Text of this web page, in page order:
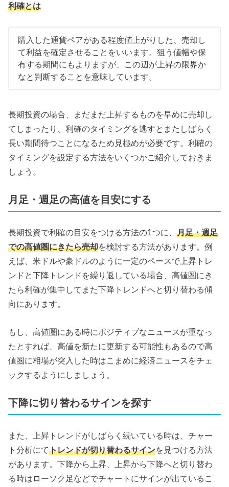
利確とは
購入した通貨ペアがある程度値上がりした、売却し
て利益を確定させることをいいます。狙う値幅や保
有する期間にもよりますが、この辺が上昇の限界か
なと判断することを意味しています。
長期投資の場合、まだまだ上昇するものを早めに売却し
てしまったり、利確のタイミングを逃すとまたしばらく
長い期間待つことになるため見極めが必要です。利確の
タイミングを設定する方法をいくつかご紹介しておきま
しょう。
月足・週足の高値を目安にする
長期投資で利確の目安をつける方法の1つに、月足・週足
での高値圏にきたら売却を検討する方法があります。例
えば、米ドルや豪ドルのように一定のペースで上昇トレ
ンドと下降トレンドを繰り返している場合、高値圏にき
たら利確が集中してまた下降トレンドへと切り替わる傾
向にあります。
もし、高値圏にある時にポジティブなニュースが重なっ
たとすれば、高値を新たに更新する可能性もあるので高
値圏に相場が突入した時はこまめに経済ニュースをチェ
ックするようにしましょう。
下降に切り替わるサインを探す
また、上昇トレンドがしばらく続いている時は、チャー
ト分析にてトレンドが切り替わるサインを見つける方法
があります。下降から上昇、上昇から下降へと切り替わ
る時はローソク足などでチャートにサインが出ているこ